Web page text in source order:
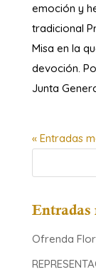
emoción y
tradicional
Misa en la
devoción.
Junta
« Entradas
Entradas
Ofrenda